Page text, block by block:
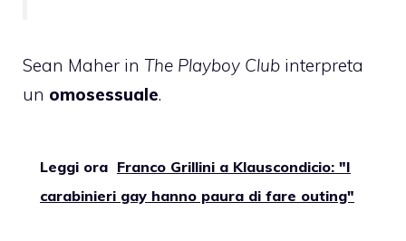
Sean Maher in The Playboy Club interpreta
un omosessuale.
Leggi ora Franco Grillini a Klauscondicio: "I
carabinieri gay hanno paura di fare outing"